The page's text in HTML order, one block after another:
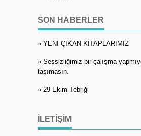
SON HABERLER
» YENİ ÇIKAN KİTAPLARIMIZ
» Sessizliğimiz bir çalışma
taşımasın.
» 29 Ekim Tebriği
İLETIŞIM